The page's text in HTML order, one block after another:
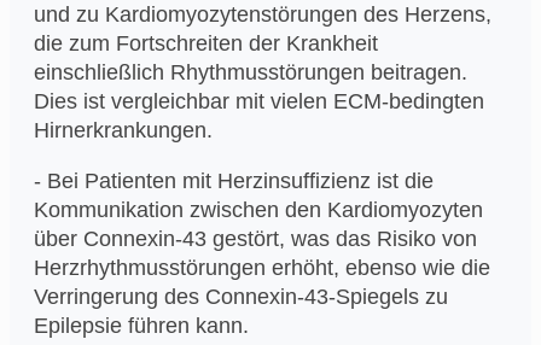
und zu Kardiomyozytenstörungen des Herzens,
die zum Fortschreiten der Krankheit
einschließlich Rhythmusstörungen beitragen.
Dies ist vergleichbar mit vielen ECM-bedingten
Hirnerkrankungen.
- Bei Patienten mit Herzinsuffizienz ist die
Kommunikation zwischen den Kardiomyozyten
über Connexin-43 gestört, was das Risiko von
Herzrhythmusstörungen erhöht, ebenso wie die
Verringerung des Connexin-43-Spiegels zu
Epilepsie führen kann.